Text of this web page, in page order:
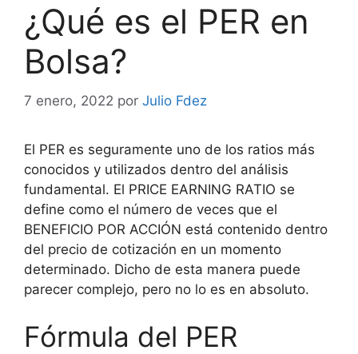
¿Qué es el PER en
Bolsa?
7 enero, 2022 por Julio Fdez
El PER es seguramente uno de los ratios más
conocidos y utilizados dentro del análisis
fundamental. El PRICE EARNING RATIO se
define como el número de veces que el
BENEFICIO POR ACCIÓN está contenido dentro
del precio de cotización en un momento
determinado. Dicho de esta manera puede
parecer complejo, pero no lo es en absoluto.
Fórmula del PER